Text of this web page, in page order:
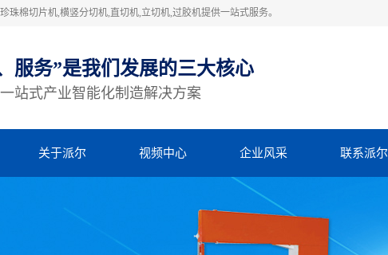
棉切片机,横竖分切机,直切机,立切机,过胶机提供一站式服务。
服务”是我们发展的三大核心
站式产业智能化制造解决方案
关于派尔 视频中心 企业风采 联系派尔